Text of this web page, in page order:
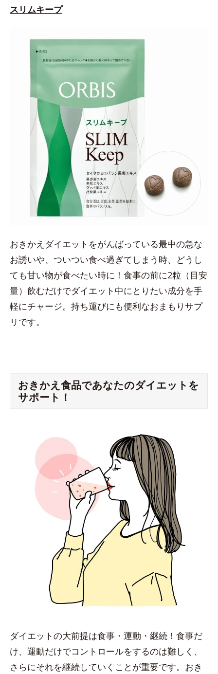
スリムキープ
おきかえダイエットをがんばっている最中の急な
お誘いや、ついつい食べ過ぎてしまう時、どうし
ても甘い物が食べたい時に！食事の前に2粒（目安
量）飲むだけでダイエット中にとりたい成分を手
軽にチャージ。持ち運びにも便利なおまもりサプ
リです。
おきかえ食品であなたのダイエットを
サポート！
ダイエットの大前提は食事・運動・継続！食事だ
け、運動だけでコントロールをするのは難しく、
さらにそれを継続していくことが重要です。おき